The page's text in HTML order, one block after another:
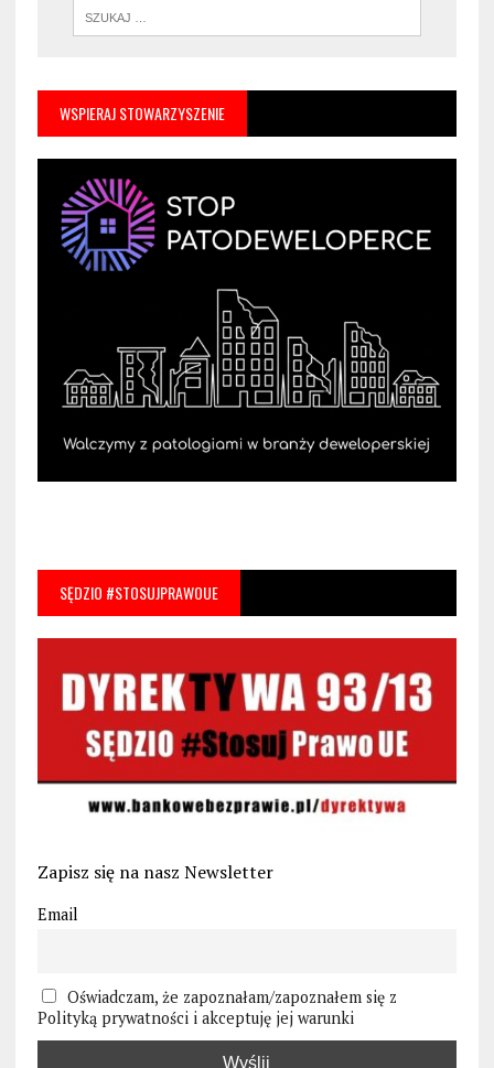
WSPIERAJ STOWARZYSZENIE
SĘDZIO #STOSUJPRAWOUE
Zapisz się na nasz Newsletter
Email
Oświadczam, że zapoznałam/zapoznałem się z
Polityką prywatności i akceptuję jej warunki